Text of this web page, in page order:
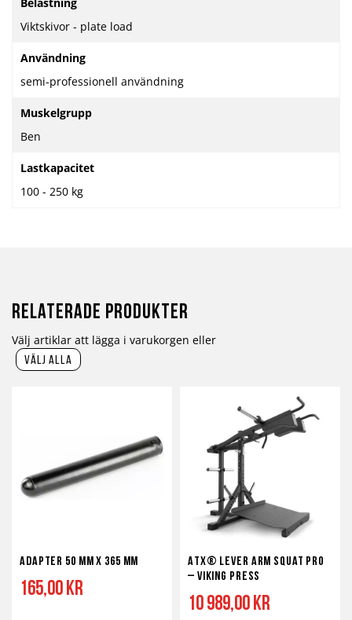
Viktskivor - plate load
Användning
semi-professionell användning
Muskelgrupp
Ben
Lastkapacitet
100 - 250 kg
Relaterade produkter
Välj artiklar att lägga i varukorgen eller
välj alla
Adapter 50 mm x 365 mm
165,00 kr
ATX® Lever Arm Squat PRO
– Viking Press
10 989,00 kr